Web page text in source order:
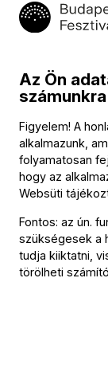
Szimfonikus
További
részletes
található:
Az Ön
számunkra
Figyelem! A
alkalmazunk,
folyamatosan
hogy az
Websüti
Fontos: az ún.
szükségesek a
tudja kiiktatni,
törölheti